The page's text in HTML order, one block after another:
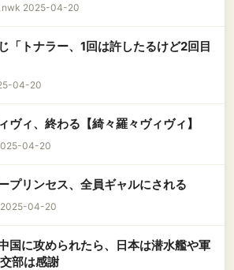
nwk 2025-04-20
「トナラー、1回は許したるけど2回目
04-20
ヴィ、終わる【綺々羅々ヴィヴィ】
04-20
プリンセス、全員ギャルにされる
2025-04-20
国に攻められたら、日本は潜水艦や軍
部は感謝